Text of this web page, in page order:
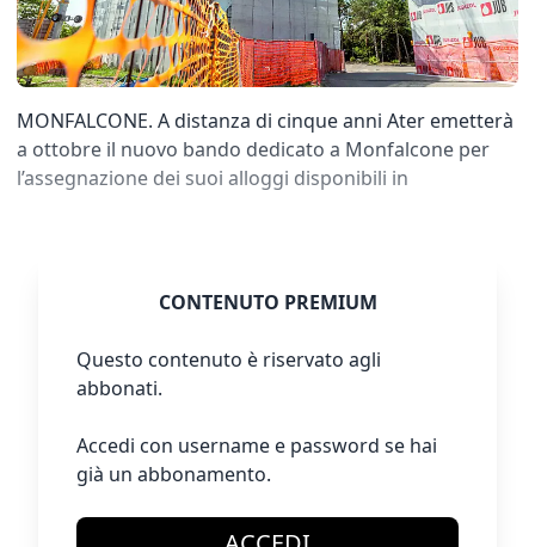
MONFALCONE. A distanza di cinque anni Ater emetterà
a ottobre il nuovo bando dedicato a Monfalcone per
l’assegnazione dei suoi alloggi disponibili in
CONTENUTO PREMIUM
Questo contenuto è riservato agli
abbonati.
Accedi con username e password se hai
già un abbonamento.